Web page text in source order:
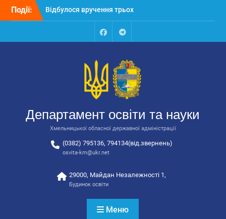
Перейти
Події:
Відбулося вручення трьох
автобусів для потреб
Відбулося засідання
освіти та науки обласної
державної адміністрації
Відбулась обласна
національно-патріотичне
виховання
FacebookTalegram
Департамент освіти та науки
Хмельницької обласної державної адміністрації
(0382) 795136, 794134(від.звернень)
osvita-km@ukr.net
29000, Майдан Незалежності 1,
Будинок освіти
Меню